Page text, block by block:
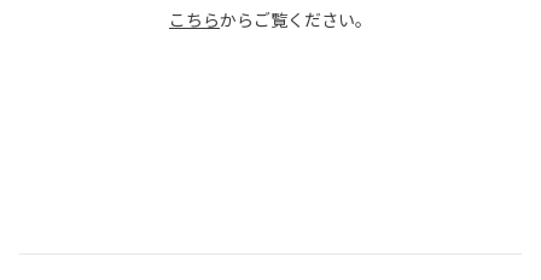
こちらからご覧ください。